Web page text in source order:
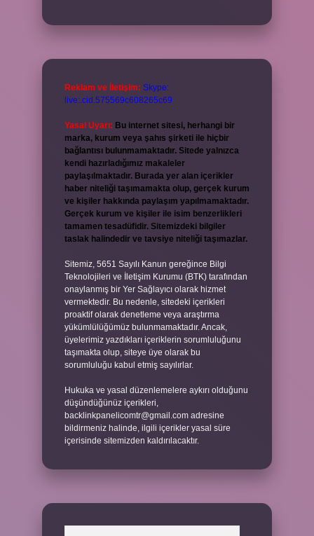
Reklam ve İletişim: Skype:
live:.cid.575569c608265c69
Yasal Uyarı: Bu internet sitesi, herhangi bir
marka, kurum veya şahıs şirketi ile hiçbir
bağlantısı bulunmamaktadır. Sitede yalnızca
kendi hazırladığımız makaleler
paylaşılmaktadır. Burada yer alan içerikler
haber niteliği taşımamakta olup, gerçek kurum
ve kişiler hakkında paylaşım yapılmamaktadır.
Gerçek kurum ve kişiler ile isim benzerlikleri
tamamen tesadüfidir. Sitemizdeki bilgiler
taslak halindedir ve tavsiye niteliği taşımazlar.
Sitemiz, 5651 Sayılı Kanun gereğince Bilgi
Teknolojileri ve İletişim Kurumu (BTK) tarafından
onaylanmış bir Yer Sağlayıcı olarak hizmet
vermektedir. Bu nedenle, sitedeki içerikleri
proaktif olarak denetleme veya araştırma
yükümlülüğümüz bulunmamaktadır. Ancak,
üyelerimiz yazdıkları içeriklerin sorumluluğunu
taşımakta olup, siteye üye olarak bu
sorumluluğu kabul etmiş sayılırlar.
Hukuka ve yasal düzenlemelere aykırı olduğunu
düşündüğünüz içerikleri,
backlinkpanelicomtr@gmail.com adresine
bildirmeniz halinde, ilgili içerikler yasal süre
içerisinde sitemizden kaldırılacaktır.